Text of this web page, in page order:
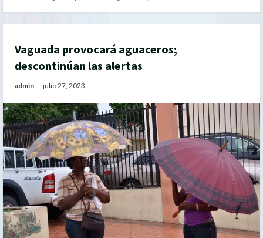
Vaguada provocará aguaceros;
descontinúan las alertas
admin julio 27, 2023